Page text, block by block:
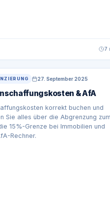
7
27. September 2025
& AfA
korrekt buchen und
Sie alles über die Abgrenzung zum
15%-Grenze bei Immobilien und
Rechner.